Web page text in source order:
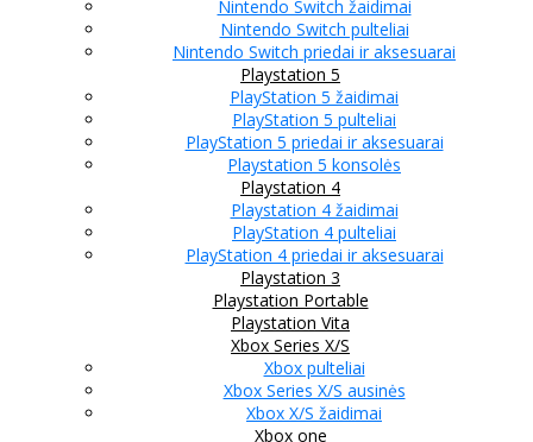
Nintendo Switch žaidimai
Nintendo Switch pulteliai
Nintendo Switch priedai ir aksesuarai
Playstation 5
PlayStation 5 žaidimai
PlayStation 5 pulteliai
PlayStation 5 priedai ir aksesuarai
Playstation 5 konsolės
Playstation 4
Playstation 4 žaidimai
PlayStation 4 pulteliai
PlayStation 4 priedai ir aksesuarai
Playstation 3
Playstation Portable
Playstation Vita
Xbox Series X/S
Xbox pulteliai
Xbox Series X/S ausinės
Xbox X/S žaidimai
Xbox one